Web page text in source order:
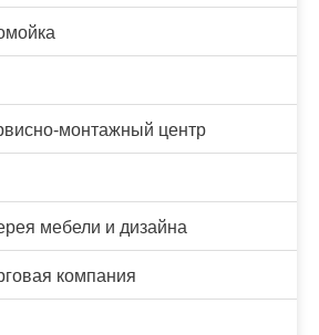
монтажный центр
мебели и дизайна
компания